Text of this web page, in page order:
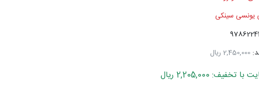
سینکی
2,450,000 ریال
2,205,000 ریال